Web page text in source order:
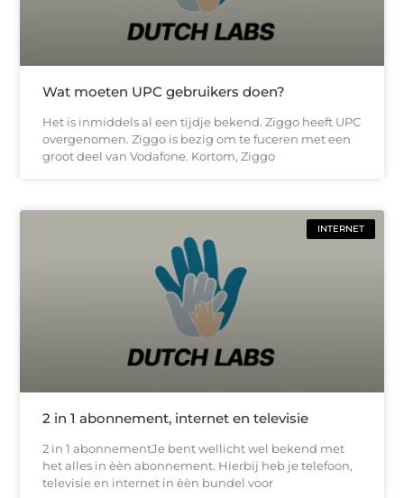
Wat moeten UPC gebruikers doen?
Het is inmiddels al een tijdje bekend. Ziggo heeft UPC
overgenomen. Ziggo is bezig om te fuceren met een
groot deel van Vodafone. Kortom, Ziggo
INTERNET
2 in 1 abonnement, internet en televisie
2 in 1 abonnementJe bent wellicht wel bekend met
het alles in èèn abonnement. Hierbij heb je telefoon,
televisie en internet in èèn bundel voor